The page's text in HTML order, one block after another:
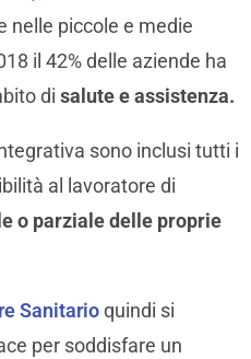
nelle piccole e medie
il 42% delle aziende ha
di salute e assistenza.
sono inclusi tutti i
al lavoratore di
o parziale delle proprie
Sanitarioquindi si
per soddisfare un